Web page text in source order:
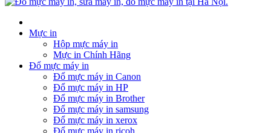
Mực in
Hộp mực máy in
Mực in Chính Hãng
Đổ mực máy in
Đổ mực máy in Canon
Đổ mực máy in HP
Đổ mực máy in Brother
Đổ mực máy in samsung
Đổ mực máy in xerox
Đổ mực máy in ricoh